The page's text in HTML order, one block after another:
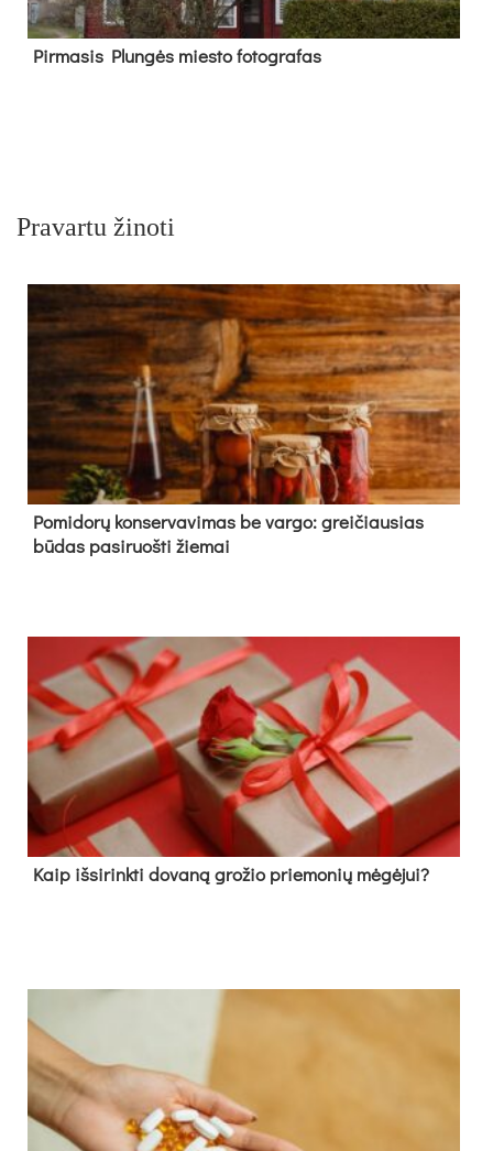
Pir­ma­sis Plun­gės mies­to fo­tog­ra­fas
Pravartu žinoti
Pomidorų konservavimas be vargo: greičiausias
būdas pasiruošti žiemai
Kaip išsirinkti dovaną grožio priemonių mėgėjui?